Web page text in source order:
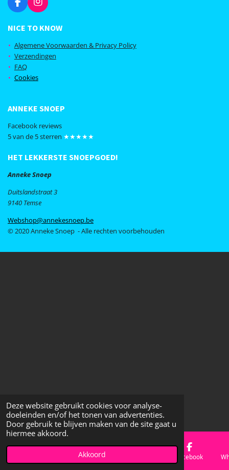
Deze website gebruikt cookies voor analyse-
doeleinden en/of het tonen van advertenties.
Door gebruik te blijven maken van de site gaat u
hiermee akkoord.
Akkoord
F
a
c
e
b
o
o
k
I
n
s
t
a
g
r
m
NICE TO KNOW
Algemene Voorwaarden & Privacy Policy
Verzendingen
FAQ
Cookies
ANNEKE SNOEP
Facebook reviews
5 van de 5 sterren ★★★★★
HET LEKKERSTE SNOEPGOED!
Anneke Snoep
Duitslandstraat 3
9140 Temse
Webshop@annekesnoep.be
© 2020 Anneke Snoep - Alle rechten voorbehouden
Telefoonnummer Facebook